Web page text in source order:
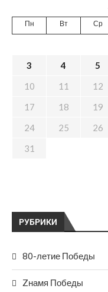
РУБРИКИ
80-летие Победы
Zнамя Победы
Пн Вт Ср
3
4 5
10
11 12
17
18 19
24
25 26
31